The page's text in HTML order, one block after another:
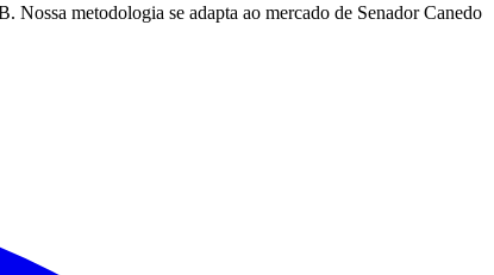
Nossa metodologia se adapta ao mercado de Senador Canedo